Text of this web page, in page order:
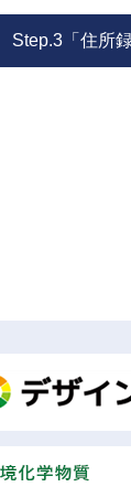
Step.3「住所